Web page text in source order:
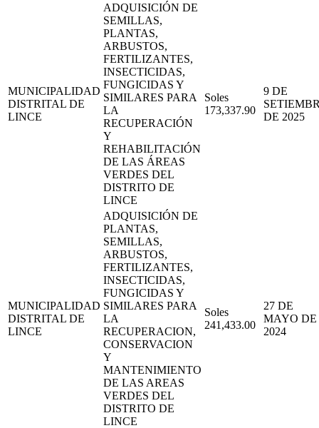
MUNICIPALIDAD
DISTRITAL DE
LINCE
ADQUISICIÓN DE
SEMILLAS,
PLANTAS,
ARBUSTOS,
FERTILIZANTES,
INSECTICIDAS,
FUNGICIDAS Y
SIMILARES PARA
LA
RECUPERACIÓN
Y
REHABILITACIÓN
DE LAS ÁREAS
VERDES DEL
DISTRITO DE
LINCE
Soles
173,337.90
9 DE
DE 2025
MUNICIPALIDAD
DISTRITAL DE
LINCE
ADQUISICIÓN DE
PLANTAS,
SEMILLAS,
ARBUSTOS,
FERTILIZANTES,
INSECTICIDAS,
FUNGICIDAS Y
SIMILARES PARA
LA
RECUPERACION,
CONSERVACION
Y
MANTENIMIENTO
DE LAS AREAS
VERDES DEL
DISTRITO DE
LINCE
Soles
241,433.00
27 DE
MAYO DE
2024